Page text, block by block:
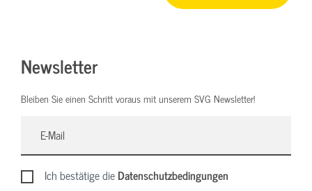
Newsletter
Bleiben Sie einen Schritt voraus mit unserem SVG Newsletter!
Ich bestätige dieDatenschutzbedingungen